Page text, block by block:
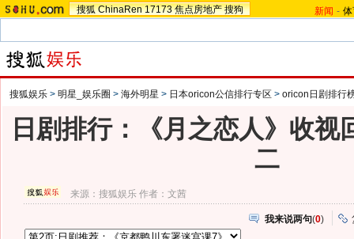
搜狐 ChinaRen 17173 焦点房地产 搜狗 新闻 -
搜狐娱乐 > 明星_娱乐圈 > 海外明星 > 日本oricon公信排行专区 > oricon日剧排行
日剧排行：《月之恋人》收视
二
来源：搜狐娱乐 作者：文茜
我来说两句(0)